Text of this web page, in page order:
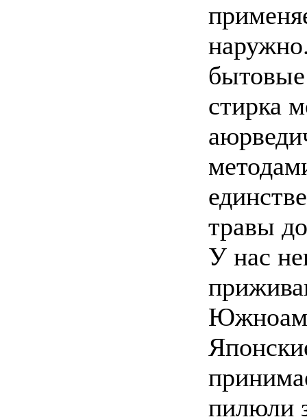
стирка
травы
У нас
пилюли